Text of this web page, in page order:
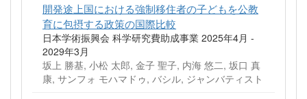
開発途上国における強制移住者の子どもを公教
育に包摂する政策の国際比較
日本学術振興会 科学研究費助成事業 2025年4月 -
2029年3月
坂上 勝基, 小松 太郎, 金子 聖子, 内海 悠二, 坂口 真
康, サンフォ モハマドゥ, バシル, ジャンバティスト